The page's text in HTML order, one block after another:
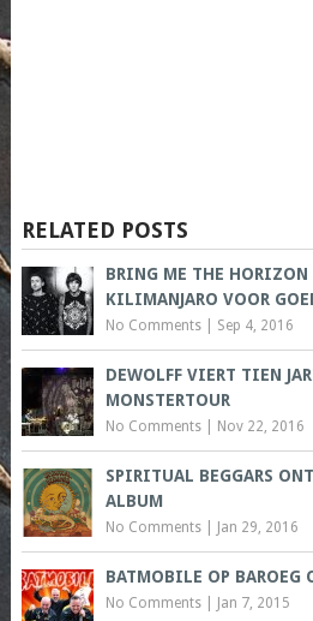
RELATED POSTS
BRING ME THE
KILIMANJARO VOOR
No Comments| Sep 4, 2016
DEWOLFF VIERT TIEN
MONSTERTOUR
No Comments| Nov 22, 2016
SPIRITUAL BEGGARS
ALBUM
No Comments| Jan 29, 2016
BATMOBILE OP BAROEG
No Comments| Jan 7, 2015